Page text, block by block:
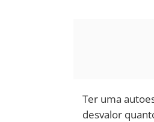
Ter uma
desvalor